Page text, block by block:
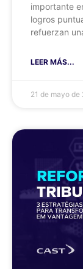
importante
logros
refuerzan
LEER MÁS...
21 de mayo de